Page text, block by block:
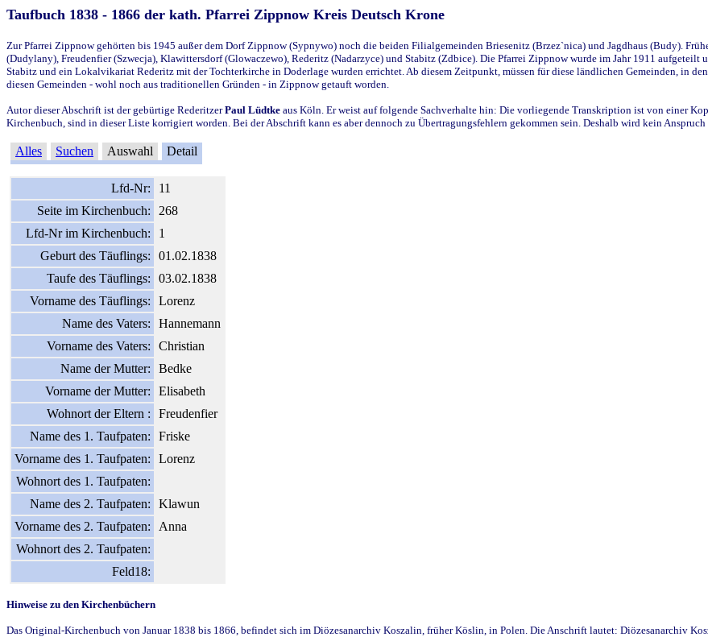
Taufbuch 1838 - 1866 der kath. Pfarrei Zippnow Kreis Deutsch Krone
Zur Pfarrei Zippnow gehörten bis 1945 außer dem Dorf Zippnow (Sypnywo) noch die beiden Filialgemeinden Briesenitz (Brzez`nica) und Jagdhaus (Budy).
(Dudylany), Freudenfier (Szwecja), Klawittersdorf (Glowaczewo), Rederitz (Nadarzyce) und Stabitz (Zdbice). Die Pfarrei Zippnow wurde im Jahr 1911
Stabitz und ein Lokalvikariat Rederitz mit der Tochterkirche in Doderlage wurden errichtet. Ab diesem Zeitpunkt, müssen für diese ländlichen Gemeinden, in
diesen Gemeinden - wohl noch aus traditionellen Gründen - in Zippnow getauft worden.
Autor dieser Abschrift ist der gebürtige RederitzerPaul Lüdtke aus Köln. Er weist auf folgende Sachverhalte hin: Die vorliegende Transkription ist von einer
Kirchenbuch, sind in dieser Liste korrigiert worden. Bei der Abschrift kann es aber dennoch zu Übertragungsfehlern gekommen sein. Deshalb wird kein Anspruch
Alles Suchen Auswahl Detail
Lfd-Nr:
11
Seite im Kirchenbuch:
268
Lfd-Nr im Kirchenbuch:
1
Geburt des Täuflings:
01.02.1838
Taufe des Täuflings:
03.02.1838
Vorname des Täuflings:
Lorenz
Name des Vaters:
Hannemann
Vorname des Vaters:
Christian
Name der Mutter:
Bedke
Vorname der Mutter:
Elisabeth
Wohnort der Eltern :
Freudenfier
Name des 1. Taufpaten:
Friske
Vorname des 1. Taufpaten:
Lorenz
Wohnort des 1. Taufpaten:
Name des 2. Taufpaten:
Klawun
Vorname des 2. Taufpaten:
Anna
Wohnort des 2. Taufpaten:
Feld18:
Hinweise zu den Kirchenbüchern
Das Original-Kirchenbuch von Januar 1838 bis 1866, befindet sich im Diözesanarchiv Koszalin, früher Köslin, in Polen. Die Anschrift lautet: Diözesanarchiv